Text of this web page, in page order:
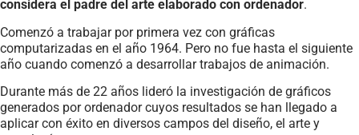
considera el padre del arte elaborado con ordenador.
Comenzó a trabajar por primera vez con gráficas
computarizadas en el año 1964. Pero no fue hasta el siguiente
año cuando comenzó a desarrollar trabajos de animación.
Durante más de 22 años lideró la investigación de gráficos
generados por ordenador cuyos resultados se han llegado a
aplicar con éxito en diversos campos del diseño, el arte y